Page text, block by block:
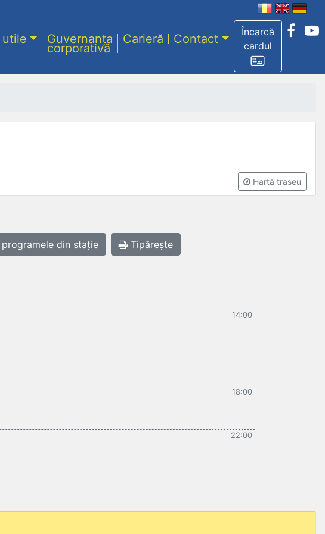
Încarcă
cardul
utile Guvernanța
corporativă
Carieră Contact
Hartă traseu
din stație Tipărește
14:00
18:00
22:00